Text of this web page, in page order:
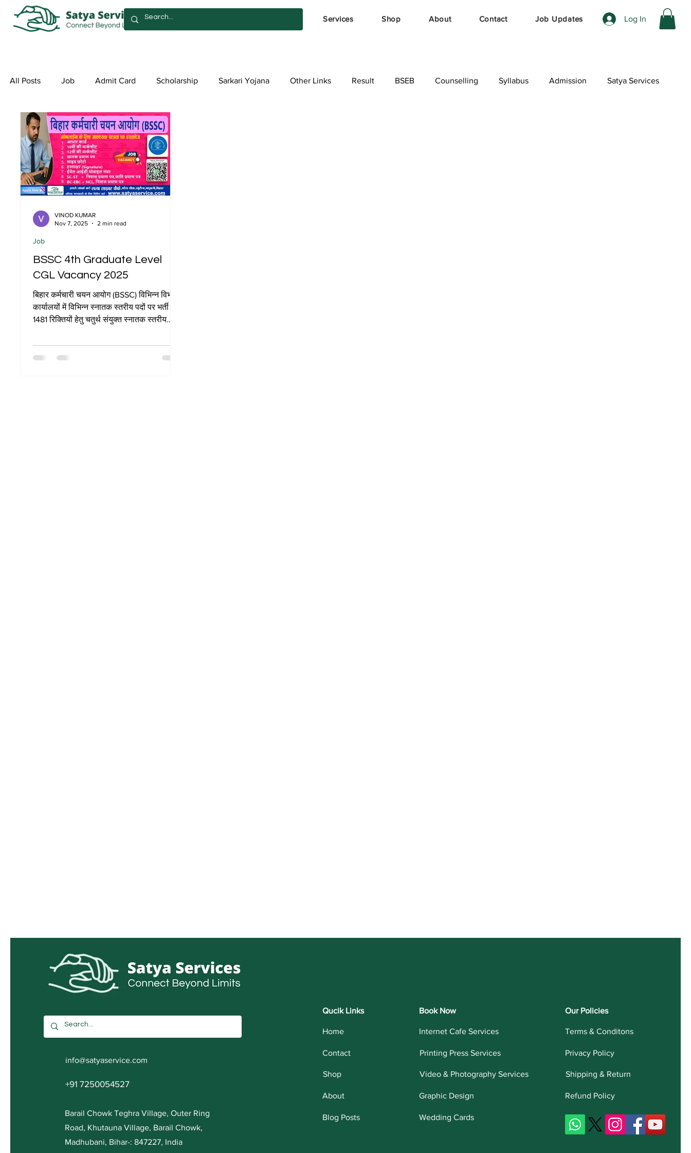
Services Shop About Contact Job Updates Log In
All Posts Job Admit Card Scholarship Sarkari Yojana Other Links Result BSEB Counselling Syllabus Admission Satya Services
Exam Form Allotment List Offer स्पेशल ऑफर
BSSC 4th Graduate Level
CGL Vacancy 2025
बिहार कर्मचारी चयन आयोग (BSSC) विभिन्न विभागों/
कार्यालयों में विभिन्न स्नातक स्तरीय पदों पर भर्ती हेतु
1481 रिक्तियों हेतु चतुर्थ संयुक्त स्नातक स्तरीय
ऑनलाइन आवेदन आमंत्रित करता है। सभी पात्र
और इच्छुक उम्मीदवार BSSC की आधिकारिक
Job
VINOD KUMAR
Nov 7, 2025
2 min read
info@satyaservice.com
+91 7250054527
Barail Chowk Teghra Village, Outer Ring
Road, Khutauna Village, Barail Chowk,
Madhubani, Bihar-: 847227, India
Qucik Links
Home
Contact
Shop
About
Blog Posts
Book Now
Internet Cafe Services
Printing Press Services
Video & Photography Services
Graphic Design
Wedding Cards
Our Policies
Terms & Conditons
Privacy Policy
Shipping & Return
Refund Policy